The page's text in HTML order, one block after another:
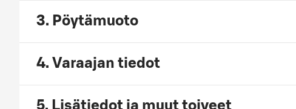
3. Pöytämuoto
4. Varaajan tiedot
5. Lisätiedot ja muut toiveet